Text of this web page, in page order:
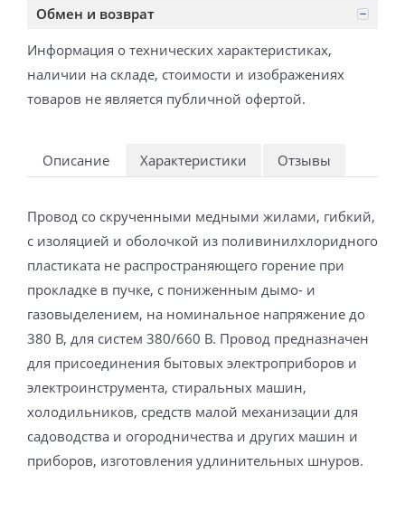
Обмен и возврат
Информация о технических характеристиках,
наличии на складе, стоимости и изображениях
товаров не является публичной офертой.
Описание Характеристики Отзывы
Провод со скрученными медными жилами, гибкий,
с изоляцией и оболочкой из поливинилхлоридного
пластиката не распространяющего горение при
прокладке в пучке, с пониженным дымо- и
газовыделением, на номинальное напряжение до
380 В, для систем 380/660 В. Провод предназначен
для присоединения бытовых электроприборов и
электроинструмента, стиральных машин,
холодильников, средств малой механизации для
садоводства и огородничества и других машин и
приборов, изготовления удлинительных шнуров.